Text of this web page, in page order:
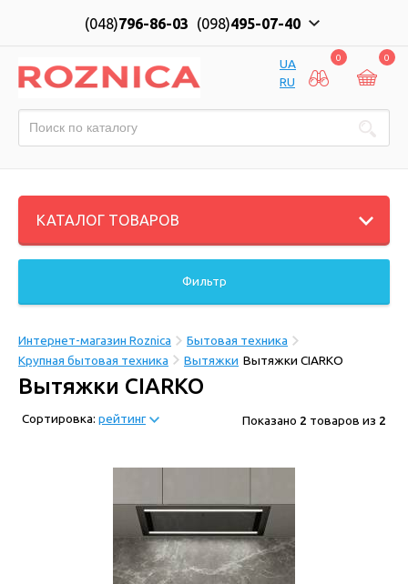
(048)796-86-03 (098)495-07-40
UA
RU
0 0
КАТАЛОГ ТОВАРОВ
Фильтр
Интернет-магазин Roznica
Бытовая техника
Крупная бытовая техника
Вытяжки Вытяжки CIARKO
Вытяжки CIARKO
Сортировка: рейтинг Показано 2 товаров из 2